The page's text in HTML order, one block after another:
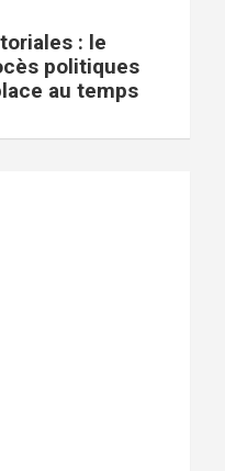
: le
politiques
au temps